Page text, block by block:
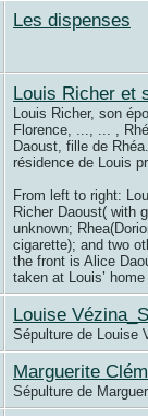
Les dispenses
Louis Richer et
Louis Richer, son
Florence, ..., ... ,
Daoust, fille de
résidence de Louis
From left to right:
Richer Daoust( with
unknown;
cigarette); and two
the front is Alice
taken at Louis’
Louise
Sépulture de Louise
Marguerite
Sépulture de